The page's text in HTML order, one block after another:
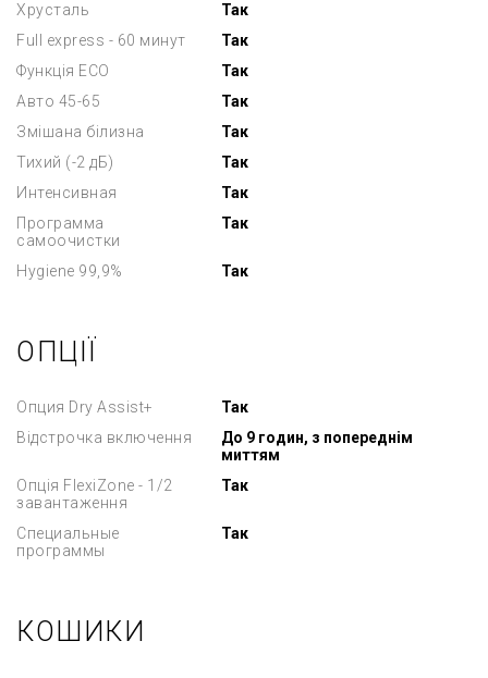
Хрусталь
Так
Full express - 60 минут
Так
Функція ECO
Так
Авто 45-65
Так
Змішана білизна
Так
Тихий (-2 дБ)
Так
Интенсивная
Так
Программа
самоочистки
Так
Hygiene 99,9% Так
ОПЦІЇ
Опция Dry Assist+
Так
Відстрочка включення
До 9 годин, з попереднім
миттям
Опція FlexiZone - 1/2
завантаження
Так
Cпециальные
программы
Так
КОШИКИ